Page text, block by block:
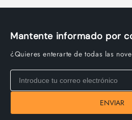
Mantente informado por
¿Quieres enterarte de todas las
ENVIAR